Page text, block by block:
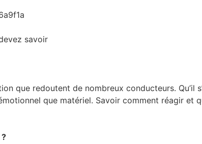
savoir
que redoutent de nombreux conducteurs. Qu’il
que matériel. Savoir comment réagir